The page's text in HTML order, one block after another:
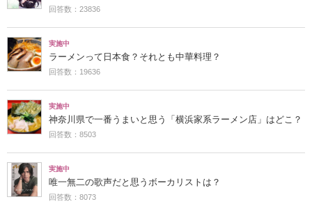
回答数：23836
実施中
ラーメンって日本食？それとも中華料理？
回答数：19636
実施中
神奈川県で一番うまいと思う「横浜家系ラーメン店」はどこ？
回答数：8503
実施中
唯一無二の歌声だと思うボーカリストは？
回答数：8073